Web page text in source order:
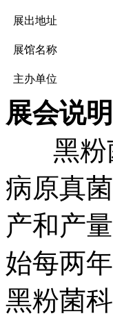
展出地址
展馆名称
主办单位
展会说明
黑粉菌
病原真
产和产
始每两
黑粉菌